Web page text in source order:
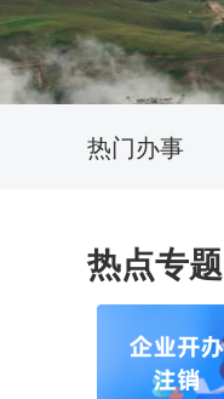
热门办事
热点专题